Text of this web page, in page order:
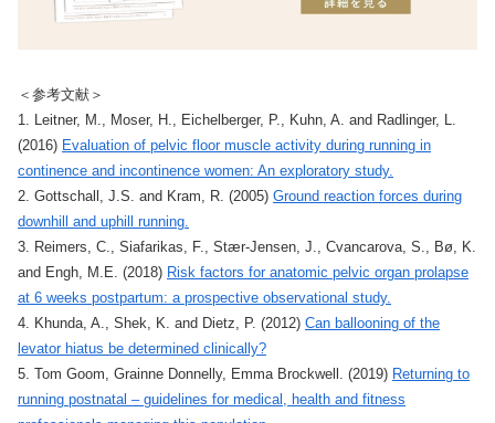
＜参考文献＞
1. Leitner, M., Moser, H., Eichelberger, P., Kuhn, A. and Radlinger, L.
(2016) Evaluation of pelvic floor muscle activity during running in
continence and incontinence women: An exploratory study.
2. Gottschall, J.S. and Kram, R. (2005) Ground reaction forces during
downhill and uphill running.
3. Reimers, C., Siafarikas, F., Stær-Jensen, J., Cvancarova, S., Bø, K.
and Engh, M.E. (2018) Risk factors for anatomic pelvic organ prolapse
at 6 weeks postpartum: a prospective observational study.
4. Khunda, A., Shek, K. and Dietz, P. (2012) Can ballooning of the
levator hiatus be determined clinically?
5. Tom Goom, Grainne Donnelly, Emma Brockwell. (2019) Returning to
running postnatal – guidelines for medical, health and fitness